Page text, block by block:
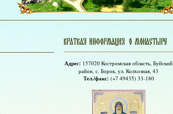
Адрес: 157020 Костромская область, Буйский
район, с. Борок, ул. Колхозная, 43
Тел./факс: (+7 49435) 33-180